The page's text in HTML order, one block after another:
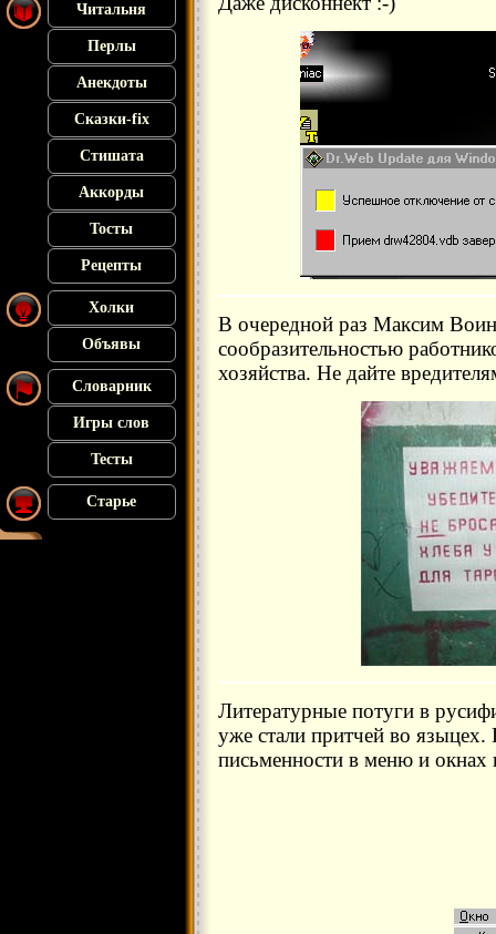
Читальня
Перлы
Анекдоты
Сказки-fix
Стишата
Аккорды
Тосты
Рецепты
Холки
Объявы
Словарник
Игры слов
Тесты
Старье
В очередной раз Максим
сообразительностью
хозяйства. Не дайте
Литературные потуги в
уже стали притчей во языцех.
письменности в меню и